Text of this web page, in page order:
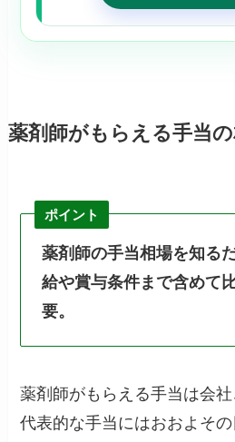
薬剤師がもらえる手当
ポイント
薬剤師の手当相場を知る
給や賞与条件まで含めて
要。
薬剤師がもらえる手当は会社
代表的な手当にはおおよその